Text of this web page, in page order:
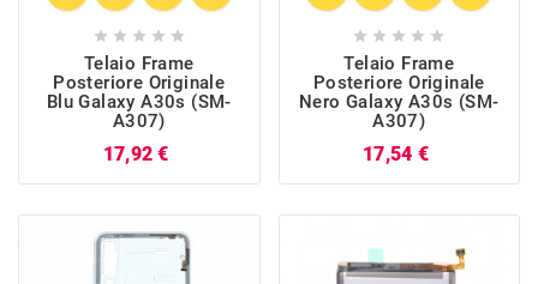
    
Telaio Frame
Posteriore Originale
Blu Galaxy A30s (SM-
A307)
17,92 €
    
Telaio Frame
Posteriore Originale
Nero Galaxy A30s (SM-
A307)
17,54 €